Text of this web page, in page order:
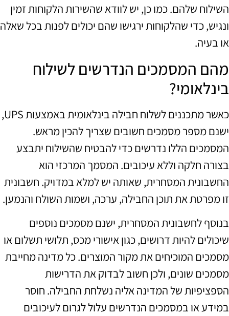
השילוח שלהם. כמו כן, יש לוודא שהשירות הלקוחות זמין
ונגיש, כדי שהלקוחות ירגישו שהם יכולים לפנות בכל שאלה
או בעיה.
מהם המסמכים הנדרשים לשילוח
בינלאומי?
כאשר מתכננים לשלוח חבילה בינלאומית באמצעות UPS,
ישנם מספר מסמכים חשובים שצריך להכין מראש.
המסמכים הללו נדרשים כדי להבטיח שהשילוח יתבצע
בצורה חלקה וללא עיכובים. המסמך המרכזי הוא
החשבונית המסחרית, שאותה יש למלא במדויק. חשבונית
זו מפרטת את תוכן החבילה, ערכה, ושמות השולח והנמען.
בנוסף לחשבונית המסחרית, ישנם מסמכים נוספים
שיכולים להיות דרושים, כגון אישורי מכס, תלושי תשלום או
מסמכים המוכיחים את מקור המוצרים. כל מדינה מחייבת
מסמכים שונים, ולכן חשוב לבדוק את הדרישות
הספציפיות של המדינה אליה נשלחת החבילה. חוסר
במידע או במסמכים הנדרשים עלול לגרום לעיכובים